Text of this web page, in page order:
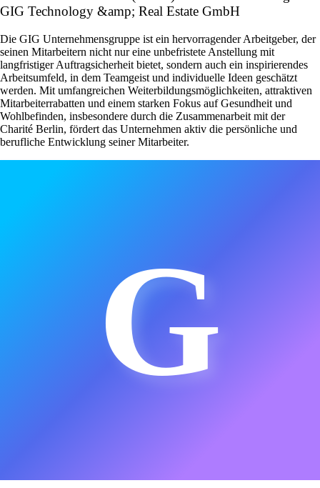
GIG Technology &amp; Real Estate GmbH
Die GIG Unternehmensgruppe ist ein hervorragender Arbeitgeber, der
seinen Mitarbeitern nicht nur eine unbefristete Anstellung mit
langfristiger Auftragsicherheit bietet, sondern auch ein inspirierendes
Arbeitsumfeld, in dem Teamgeist und individuelle Ideen geschätzt
werden. Mit umfangreichen Weiterbildungsmöglichkeiten, attraktiven
Mitarbeiterrabatten und einem starken Fokus auf Gesundheit und
Wohlbefinden, insbesondere durch die Zusammenarbeit mit der
Charité Berlin, fördert das Unternehmen aktiv die persönliche und
berufliche Entwicklung seiner Mitarbeiter.
G